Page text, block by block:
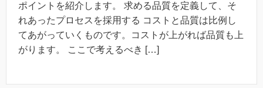
ポイントを紹介します。 求める品質を定義して、そ
れあったプロセスを採用する コストと品質は比例し
てあがっていくものです。コストが上がれば品質も上
がります。 ここで考えるべき […]